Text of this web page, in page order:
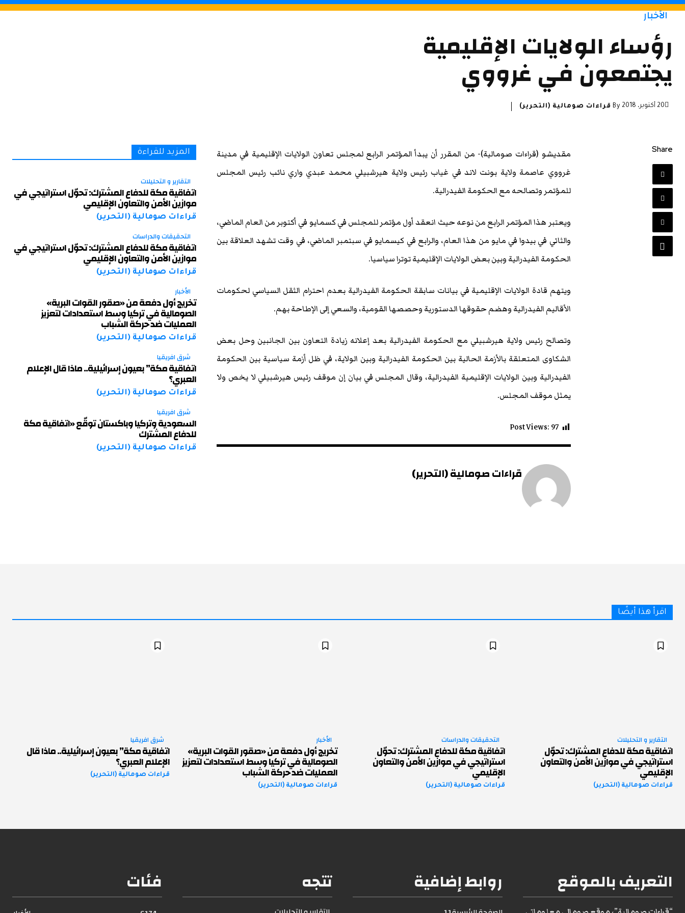
الأخبار
رؤساء الولايات الإقليمية
يجتمعون في غرووي
20 أكتوبر، 2018 By قراءات صومالية (التحرير)
المزيد للقراءة
التقارير و التحليلات
اتفاقية مكة للدفاع المشترك: تحوّل استراتيجي في
موازين الأمن والتعاون الإقليمي
قراءات صومالية (التحرير)
التحقيقات والدراسات
اتفاقية مكة للدفاع المشترك: تحوّل استراتيجي في
موازين الأمن والتعاون الإقليمي
قراءات صومالية (التحرير)
الأخبار
تخريج أول دفعة من «صقور القوات البرية»
الصومالية في تركيا وسط استعدادات لتعزيز
العمليات ضد حركة الشباب
قراءات صومالية (التحرير)
شرق افريقيا
اتفاقية مكة” بعيون إسرائيلية.. ماذا قال الإعلام
العبري؟
قراءات صومالية (التحرير)
شرق افريقيا
السعودية وتركيا وباكستان توقّع «اتفاقية مكة
للدفاع المشترك
قراءات صومالية (التحرير)
مقديشو (قراءات صومالية)- من المقرر أن يبدأ المؤتمر الرابع لمجلس تعاون الولايات الإقليمية في مدينة
غرووي عاصمة ولاية بونت لاند في غياب رئيس ولاية هيرشبيلي محمد عبدي واري نائب رئيس المجلس
للمؤتمر وتصالحه مع الحكومة الفيدرالية.
ويعتبر هذا المؤتمر الرابع من نوعه حيث انعقد أول مؤتمر للمجلس في كسمايو في أكتوبر من العام الماضي،
والثاني في بيدوا في مايو من هذا العام، والرابع في كيسمايو في سبتمبر الماضي، في وقت تشهد العلاقة بين
الحكومة الفيدرالية وبين بعض الولايات الإقليمية توترا سياسيا.
ويتهم قادة الولايات الإقليمية في بيانات سابقة الحكومة الفيدرالية بعدم احترام الثقل السياسي لحكومات
الأقاليم الفيدرالية وهضم حقوقها الدستورية وحصصها القومية، والسعي إلى الإطاحة بهم.
وتصالح رئيس ولاية هيرشبيلي مع الحكومة الفيدرالية بعد إعلانه زيادة التعاون بين الجانبين وحل بعض
الشكاوى المتعلقة بالأزمة الحالية بين الحكومة الفيدرالية وبين الولاية، في ظل أزمة سياسية بين الحكومة
الفيدرالية وبين الولايات الإقليمية الفيدرالية، وقال المجلس في بيان إن موقف رئيس هيرشبيلي لا يخص ولا
يمثل موقف المجلس.
Post Views: 97
قراءات صومالية (التحرير)
Share
اقرأ هذا أيضًا
التقارير و التحليلات
اتفاقية مكة للدفاع المشترك: تحوّل
استراتيجي في موازين الأمن والتعاون
الإقليمي
قراءات صومالية (التحرير)
التحقيقات والدراسات
اتفاقية مكة للدفاع المشترك: تحوّل
استراتيجي في موازين الأمن والتعاون
الإقليمي
قراءات صومالية (التحرير)
الأخبار
تخريج أول دفعة من «صقور القوات البرية»
الصومالية في تركيا وسط استعدادات لتعزيز
العمليات ضد حركة الشباب
قراءات صومالية (التحرير)
شرق افريقيا
اتفاقية مكة” بعيون إسرائيلية.. ماذا قال
الإعلام العبري؟
قراءات صومالية (التحرير)
فئات تتجه روابط إضافية التعريف بالموقع